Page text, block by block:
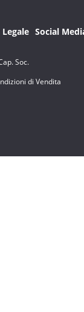
Social
Soc.
di Vendita